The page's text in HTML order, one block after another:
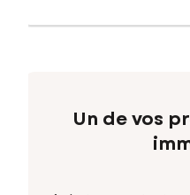
Un de vos